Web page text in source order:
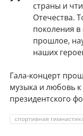
страны и
Отечества.
поколения
прошлое,
наших
Гала-концерт
музыка и любовь
президентского
спортивная